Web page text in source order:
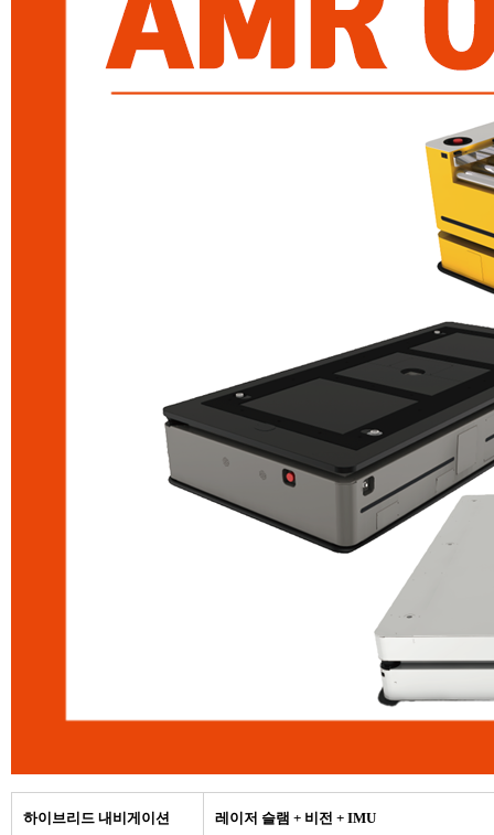
하이브리드 내비게이션 레이저 슬램 + 비전 + IMU